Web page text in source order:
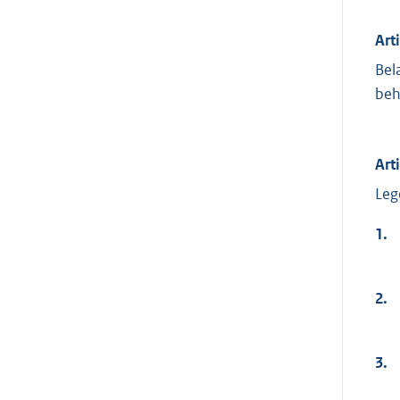
1.
2.
3.